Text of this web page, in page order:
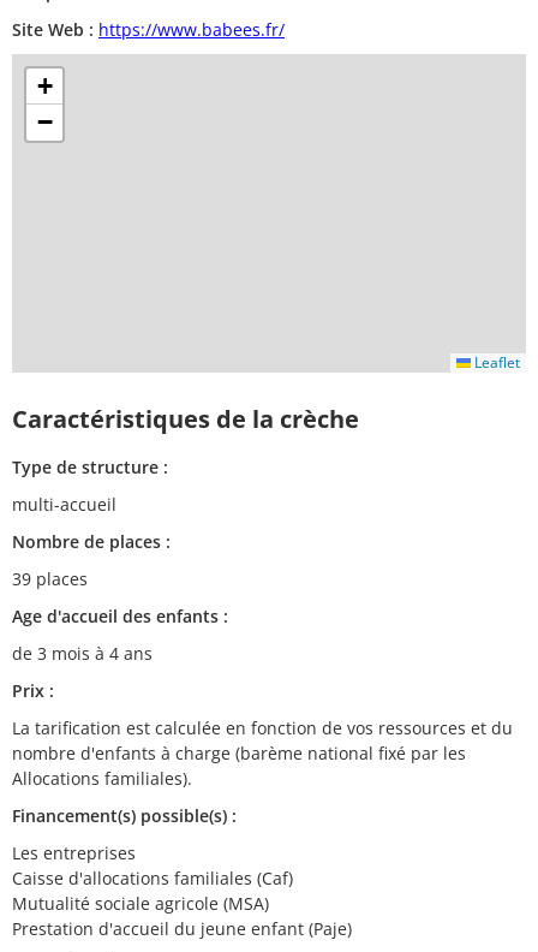
Site Web : https://www.babees.fr/
+
−
Leaflet
Caractéristiques de la crèche
Type de structure :
multi-accueil
Nombre de places :
39 places
Age d'accueil des enfants :
de 3 mois à 4 ans
Prix :
La tarification est calculée en fonction de vos ressources et du
nombre d'enfants à charge (barème national fixé par les
Allocations familiales).
Financement(s) possible(s) :
Les entreprises
Caisse d'allocations familiales (Caf)
Mutualité sociale agricole (MSA)
Prestation d'accueil du jeune enfant (Paje)